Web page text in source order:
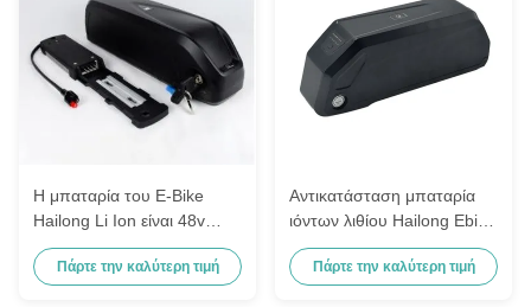
Η μπαταρία του E-Bike
Hailong Li Ion είναι 48v
13ah.
Πάρτε την καλύτερη τιμή
Αντικατάσταση μπαταρία
ιόντων λιθίου Hailong Ebike
48 Volt 10,4Ah 11,6Ah
13Ah 14,5Ah
Πάρτε την καλύτερη τιμή